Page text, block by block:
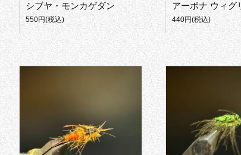
シブヤ・モンカゲダン
550円(税込) 440円(税込)